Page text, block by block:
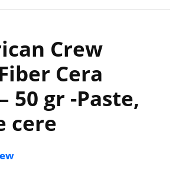
Crew
Cera
50 gr -Paste,
cere